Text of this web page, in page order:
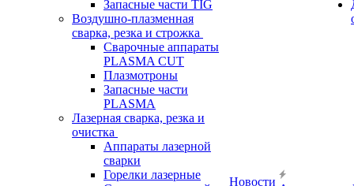
Запасные части TIG
Воздушно-плазменная
сварка, резка и строжка
Сварочные аппараты
PLASMA CUT
Плазмотроны
Запасные части
PLASMA
Лазерная сварка, резка и
очистка
Аппараты лазерной
сварки
Горелки лазерные
Новости